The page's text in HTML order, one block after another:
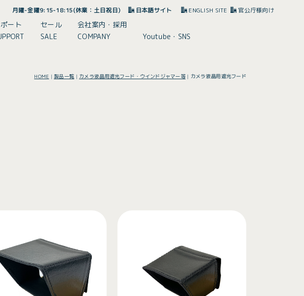
月曜-金曜9:15-18:15(休業：土日祝日) 日本語サイト ENGLISH SITE 官公庁様向け
ート
セール
SALE
会社案内・採用
COMPANY
Youtube・SNS
HOME |製品一覧 | カメラ液晶用遮光フード・ウインドジャマー等 | カメラ液晶用遮光フード